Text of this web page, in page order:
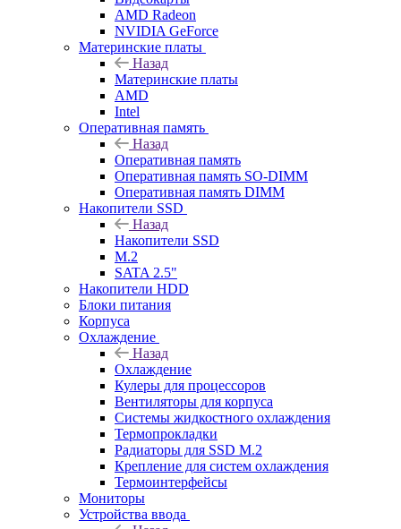
AMD Radeon
NVIDIA GeForce
Материнские платы
Назад
Материнские платы
AMD
Intel
Оперативная память
Назад
Оперативная память
Оперативная память SO-DIMM
Оперативная память DIMM
Накопители SSD
Назад
Накопители SSD
M.2
SATA 2.5"
Накопители HDD
Блоки питания
Корпуса
Охлаждение
Назад
Охлаждение
Кулеры для процессоров
Вентиляторы для корпуса
Системы жидкостного охлаждения
Термопрокладки
Радиаторы для SSD M.2
Крепление для систем охлаждения
Термоинтерфейсы
Мониторы
Устройства ввода